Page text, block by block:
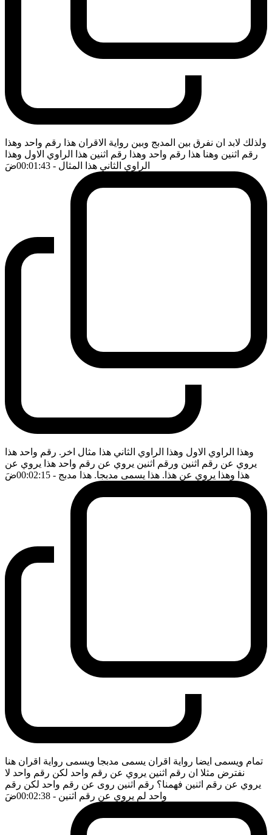
ولذلك لابد ان نفرق بين المدبج وبين رواية الاقران هذا رقم واحد وهذا
رقم اثنين وهنا هذا رقم واحد وهذا رقم اثنين هذا الراوي الاول وهذا
الراوي الثاني هذا المثال - 00:01:43 ضَ
وهذا الراوي الاول وهذا الراوي الثاني هذا مثال اخر. رقم واحد هذا
يروي عن رقم اثنين ورقم اثنين يروي عن رقم واحد هذا يروي عن
هذا وهذا يروي عن هذا. هذا يسمى مدبجا. هذا مدبج - 00:02:15 ضَ
تمام ويسمى ايضا رواية اقران يسمى مدبجا ويسمى رواية اقران هنا
نفترض مثلا ان رقم اثنين يروي عن رقم واحد لكن رقم واحد لا
يروي عن رقم اثنين فهمنا؟ رقم اثنين روى عن رقم واحد لكن رقم
واحد لم يروي عن رقم اثنين - 00:02:38 ضَ